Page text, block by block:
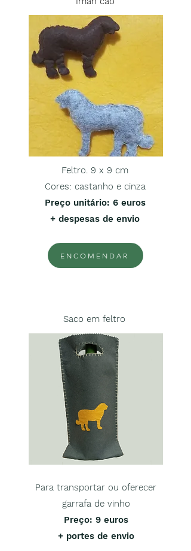
Feltro. 9 x 9 cm
Cores: castanho e cinza
Preço unitário: 6 euros
+ despesas de envio
ENCOMENDAR
Saco em feltro
Para transportar ou oferecer
garrafa de vinho
Preço: 9 euros
+ portes de envio